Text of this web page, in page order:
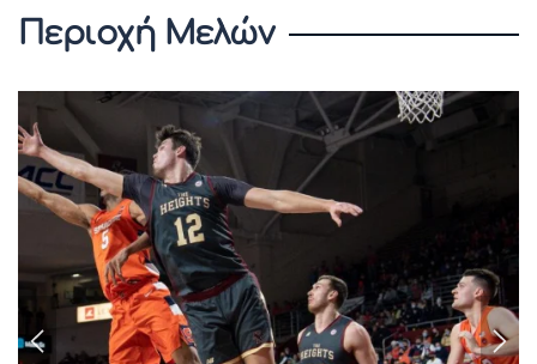
Περιοχή Μελών